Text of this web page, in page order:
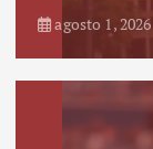
agosto 1, 2026